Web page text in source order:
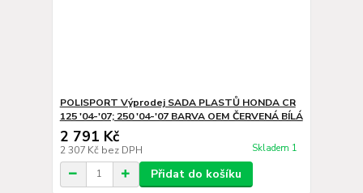
POLISPORT Výprodej SADA PLASTŮ HONDA CR
125 '04-'07; 250 '04-'07 BARVA OEM ČERVENÁ BÍLÁ
2 791 Kč
2 307 Kč bez DPH Skladem 1
Přidat do košíku